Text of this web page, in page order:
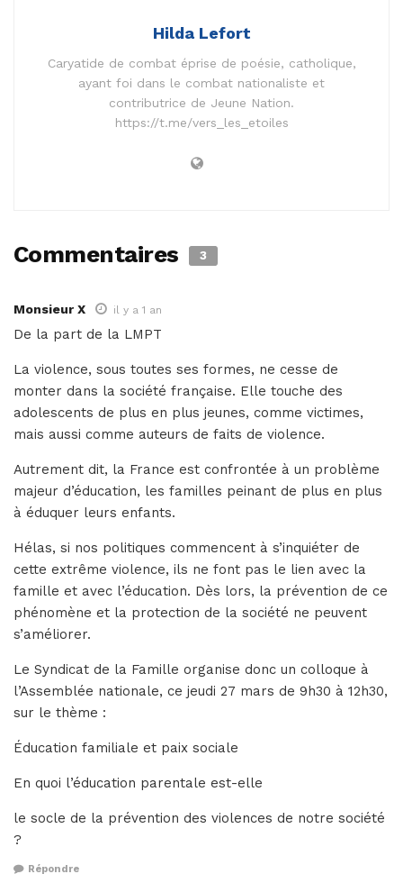
Hilda Lefort
Caryatide de combat éprise de poésie, catholique,
ayant foi dans le combat nationaliste et
contributrice de Jeune Nation.
https://t.me/vers_les_etoiles
Commentaires 3
Monsieur X il y a 1 an
De la part de la LMPT
La violence, sous toutes ses formes, ne cesse de
monter dans la société française. Elle touche des
adolescents de plus en plus jeunes, comme victimes,
mais aussi comme auteurs de faits de violence.
Autrement dit, la France est confrontée à un problème
majeur d’éducation, les familles peinant de plus en plus
à éduquer leurs enfants.
Hélas, si nos politiques commencent à s’inquiéter de
cette extrême violence, ils ne font pas le lien avec la
famille et avec l’éducation. Dès lors, la prévention de ce
phénomène et la protection de la société ne peuvent
s’améliorer.
Le Syndicat de la Famille organise donc un colloque à
l’Assemblée nationale, ce jeudi 27 mars de 9h30 à 12h30,
sur le thème :
Éducation familiale et paix sociale
En quoi l’éducation parentale est-elle
le socle de la prévention des violences de notre société
?
Répondre